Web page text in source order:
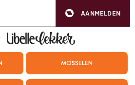
AANMELDEN
MOSSELEN